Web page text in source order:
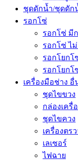
ชุดดักน้ำ/ชุดดัก
รอกโซ่
รอกโซ่ มีก
รอกโซ่ ไ
รอกโยกโ
รอกโยกโ
เครื่องมือช่าง อื่
ชุดไขขวง
กล่องเครื่
ชุดไขควง
เครื่องตร
เลเซอร์
ไฟฉาย